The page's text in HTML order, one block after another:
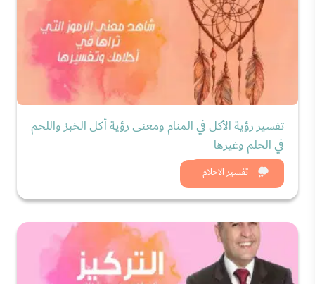
تفسير الاحلام
تفسير رؤية الأكل في المنام ومعنى رؤية أكل الخبز واللحم
في الحلم وغيرها
شاهد الان